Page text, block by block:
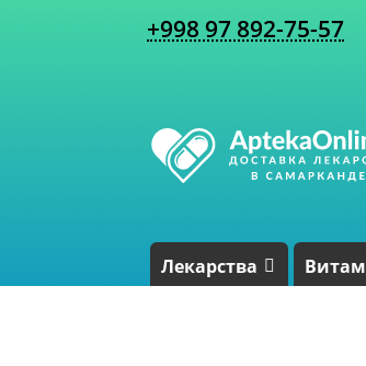
+998 97 892-75-57
Лекарства